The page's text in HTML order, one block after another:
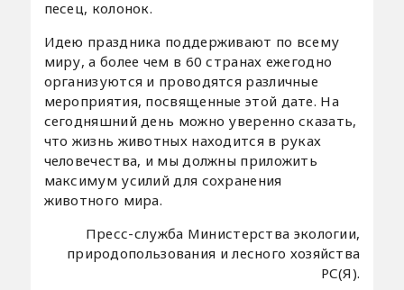
песец, колонок.
Идею праздника поддерживают по всему
миру, а более чем в 60 странах ежегодно
организуются и проводятся различные
мероприятия, посвященные этой дате. На
сегодняшний день можно уверенно сказать,
что жизнь животных находится в руках
человечества, и мы должны приложить
максимум усилий для сохранения
животного мира.
Пресс-служба Министерства экологии,
природопользования и лесного хозяйства
РС(Я).